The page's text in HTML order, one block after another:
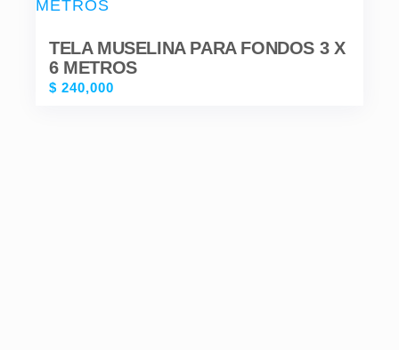
TELA MUSELINA PARA FONDOS 3 X
6 METROS
$ 240,000